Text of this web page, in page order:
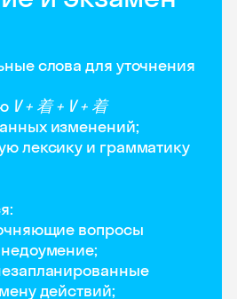
слова для уточнения
V + 着 + V + 着
изменений;
лексику и грамматику
вопросы
действий;